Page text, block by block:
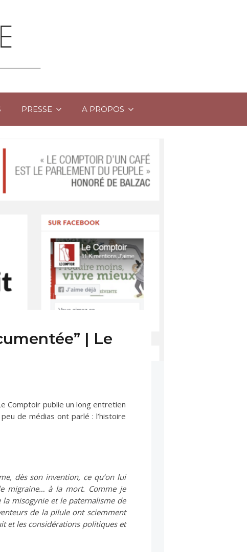
PRESSE A PROPOS
| Le
Comptoir publie un long entretien
de médias ont parlé : l’histoire
dès son invention, ce qu’on lui
migraine… à la mort. Comme je
misogynie et le paternalisme de
de la pilule ont sciemment
et les considérations politiques et